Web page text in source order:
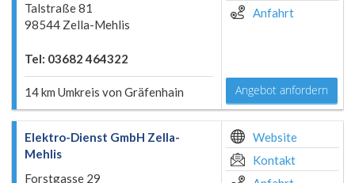
Talstraße 81
98544 Zella-Mehlis
Tel: 03682 464322
14 km Umkreis von Gräfenhain
Anfahrt
Angebot anfordern
Elektro-Dienst GmbH Zella-
Mehlis
Forstgasse 29
Website
Kontakt